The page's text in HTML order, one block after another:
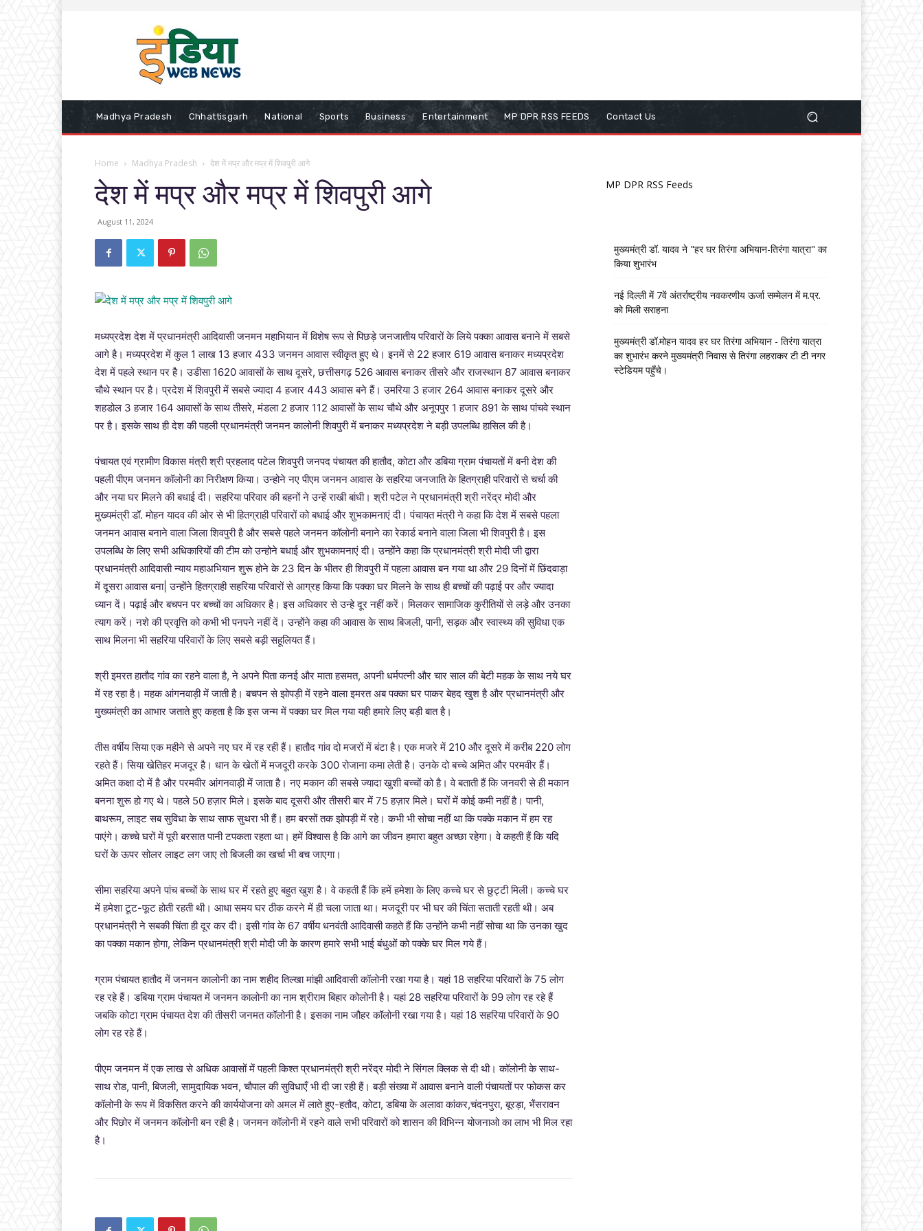
Madhya Pradesh Chhattisgarh National Sports Business Entertainment MP DPR RSS FEEDS Contact Us
Home Madhya Pradesh देश में मप्र और मप्र में शिवपुरी आगे
देश में मप्र और मप्र में शिवपुरी आगे
August 11, 2024
मध्यप्रदेश देश में प्रधानमंत्री आदिवासी जनमन महाभियान में विशेष रूप से पिछड़े जनजातीय परिवारों के लिये पक्का आवास बनाने में सबसे
आगे है। मध्यप्रदेश में कुल 1 लाख 13 हजार 433 जनमन आवास स्वीकृत हुए थे। इनमें से 22 हजार 619 आवास बनाकर मध्यप्रदेश
देश में पहले स्थान पर है। उडीसा 1620 आवासों के साथ दूसरे, छत्तीसगढ़ 526 आवास बनाकर तीसरे और राजस्थान 87 आवास बनाकर
चौथे स्थान पर है। प्रदेश में शिवपुरी में सबसे ज्यादा 4 हजार 443 आवास बने हैं। उमरिया 3 हजार 264 आवास बनाकर दूसरे और
शहडोल 3 हजार 164 आवासों के साथ तीसरे, मंडला 2 हजार 112 आवासों के साथ चौथे और अनूपपुर 1 हजार 891 के साथ पांचवे स्थान
पर है। इसके साथ ही देश की पहली प्रधानमंत्री जनमन कालोनी शिवपुरी में बनाकर मध्यप्रदेश ने बड़ी उपलब्धि हासिल की है।
पंचायत एवं ग्रामीण विकास मंत्री श्री प्रहलाद पटेल शिवपुरी जनपद पंचायत की हातौद, कोटा और डबिया ग्राम पंचायतों में बनी देश की
पहली पीएम जनमन कॉलोनी का निरीक्षण किया। उन्होने नए पीएम जनमन आवास के सहरिया जनजाति के हितग्राही परिवारों से चर्चा की
और नया घर मिलने की बधाई दी। सहरिया परिवार की बहनों ने उन्हें राखी बांधी। श्री पटेल ने प्रधानमंत्री श्री नरेंद्र मोदी और
मुख्यमंत्री डॉ. मोहन यादव की ओर से भी हितग्राही परिवारों को बधाई और शुभकामनाएं दी। पंचायत मंत्री ने कहा कि देश में सबसे पहला
जनमन आवास बनाने वाला जिला शिवपुरी है और सबसे पहले जनमन कॉलोनी बनाने का रेकार्ड बनाने वाला जिला भी शिवपुरी है। इस
उपलब्धि के लिए सभी अधिकारियों की टीम को उन्होने बधाई और शुभकामनाएं दी। उन्होंने कहा कि प्रधानमंत्री श्री मोदी जी द्वारा
प्रधानमंत्री आदिवासी न्याय महाअभियान शुरू होने के 23 दिन के भीतर ही शिवपुरी में पहला आवास बन गया था और 29 दिनों में छिंदवाड़ा
में दूसरा आवास बना| उन्होंने हितग्राही सहरिया परिवारों से आग्रह किया कि पक्का घर मिलने के साथ ही बच्चों की पढ़ाई पर और ज्यादा
ध्यान दें। पढ़ाई और बचपन पर बच्चों का अधिकार है। इस अधिकार से उन्हे दूर नहीं करें। मिलकर सामाजिक कुरीतियों से लड़े और उनका
त्याग करें। नशे की प्रवृत्ति को कभी भी पनपने नहीं दें। उन्होंने कहा की आवास के साथ बिजली, पानी, सड़क और स्वास्थ्य की सुविधा एक
साथ मिलना भी सहरिया परिवारों के लिए सबसे बड़ी सहूलियत हैं।
श्री इमरत हातौद गांव का रहने वाला है, ने अपने पिता कनई और माता हसमत, अपनी धर्मपत्नी और चार साल की बेटी महक के साथ नये घर
में रह रहा है। महक आंगनवाड़ी में जाती है। बचपन से झोपड़ी में रहने वाला इमरत अब पक्का घर पाकर बेहद खुश है और प्रधानमंत्री और
मुख्यमंत्री का आभार जताते हुए कहता है कि इस जन्म में पक्का घर मिल गया यही हमारे लिए बड़ी बात है।
तीस वर्षीय सिया एक महीने से अपने नए घर में रह रही हैं। हातौद गांव दो मजरों में बंटा है। एक मजरे में 210 और दूसरे में करीब 220 लोग
रहते हैं। सिया खेतिहर मजदूर है। धान के खेतों में मजदूरी करके 300 रोजाना कमा लेती है। उनके दो बच्चे अमित और परमवीर हैं।
अमित कक्षा दो में है और परमवीर आंगनवाड़ी में जाता है। नए मकान की सबसे ज्यादा खुशी बच्चों को है। वे बताती हैं कि जनवरी से ही मकान
बनना शुरू हो गए थे। पहले 50 हज़ार मिले। इसके बाद दूसरी और तीसरी बार में 75 हज़ार मिले। घरों में कोई कमी नहीं है। पानी,
बाथरूम, लाइट सब सुविधा के साथ साफ सुथरा भी हैं। हम बरसों तक झोपड़ी में रहे। कभी भी सोचा नहीं था कि पक्के मकान में हम रह
पाएंगे। कच्चे घरों में पूरी बरसात पानी टपकता रहता था। हमें विश्वास है कि आगे का जीवन हमारा बहुत अच्छा रहेगा। वे कहती हैं कि यदि
घरों के ऊपर सोलर लाइट लग जाए तो बिजली का खर्चा भी बच जाएगा।
सीमा सहरिया अपने पांच बच्चों के साथ घर में रहते हुए बहुत खुश है। वे कहती हैं कि हमें हमेशा के लिए कच्चे घर से छुट्टी मिली। कच्चे घर
में हमेशा टूट-फूट होती रहती थी। आधा समय घर ठीक करने में ही चला जाता था। मजदूरी पर भी घर की चिंता सताती रहती थी। अब
प्रधानमंत्री ने सबकी चिंता ही दूर कर दी। इसी गांव के 67 वर्षीय धनवंती आदिवासी कहते हैं कि उन्होंने कभी नहीं सोचा था कि उनका खुद
का पक्का मकान होगा, लेकिन प्रधानमंत्री श्री मोदी जी के कारण हमारे सभी भाई बंधुओं को पक्के घर मिल गये हैं।
ग्राम पंचायत हातौद में जनमन कालोनी का नाम शहीद तिल्खा मांझी आदिवासी कॉलोनी रखा गया है। यहां 18 सहरिया परिवारों के 75 लोग
रह रहे हैं। डबिया ग्राम पंचायत में जनमन कालोनी का नाम श्रीराम बिहार कोलोनी है। यहां 28 सहरिया परिवारों के 99 लोग रह रहे हैं
जबकि कोटा ग्राम पंचायत देश की तीसरी जनमत कॉलोनी है। इसका नाम जौहर कॉलोनी रखा गया है। यहां 18 सहरिया परिवारों के 90
लोग रह रहे हैं।
पीएम जनमन में एक लाख से अधिक आवासों में पहली किश्त प्रधानमंत्री श्री नरेंद्र मोदी ने सिंगल क्लिक से दी थी। कॉलोनी के साथ-
साथ रोड, पानी, बिजली, सामुदायिक भवन, चौपाल की सुविधाएँ भी दी जा रही हैं। बड़ी संख्या में आवास बनाने वाली पंचायतों पर फोकस कर
कॉलोनी के रूप में विकसित करने की कार्ययोजना को अमल में लाते हुए-हतौद, कोटा, डबिया के अलावा कांकर,चंदनपुरा, बूरड़ा, भैंसरावन
और पिछोर में जनमन कॉलोनी बन रही है। जनमन कॉलोनी में रहने वाले सभी परिवारों को शासन की विभिन्न योजनाओ का लाभ भी मिल रहा
है।
MP DPR RSS Feeds
मुख्यमंत्री डॉ. यादव ने "हर घर तिरंगा अभियान-तिरंगा यात्रा" का
किया शुभारंभ
नई दिल्ली में 7वें अंतर्राष्ट्रीय नवकरणीय ऊर्जा सम्मेलन में म.प्र.
को मिली सराहना
मुख्यमंत्री डॉ.मोहन यादव हर घर तिरंगा अभियान - तिरंगा यात्रा
का शुभारंभ करने मुख्यमंत्री निवास से तिरंगा लहराकर टी टी नगर
स्टेडियम पहुँचे।